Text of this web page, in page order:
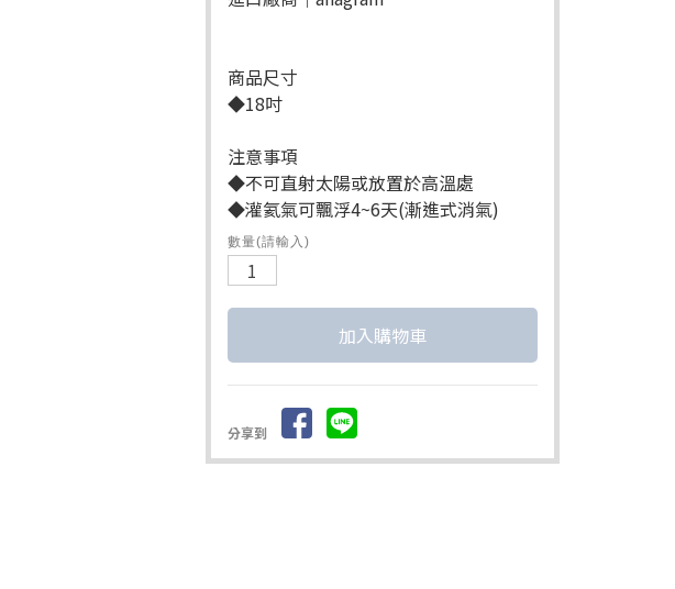
商品尺寸
◆18吋
注意事項
◆不可直射太陽或放置於高溫處
◆灌氦氣可飄浮4~6天(漸進式消氣)
數量(請輸入)
分享到